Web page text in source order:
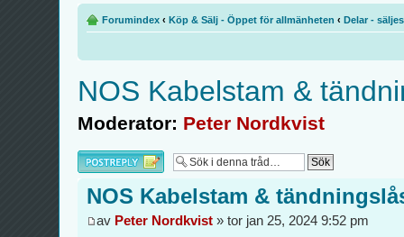
Forumindex ‹ Köp & Sälj - Öppet för allmänheten ‹ Delar - säljes
NOS Kabelstam &
Moderator: Peter Nordkvist
Besvara
NOS Kabelstam &
av Peter Nordkvist » tor jan 25, 2024 9:52 pm